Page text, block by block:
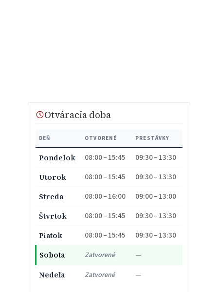
Otváracia doba
DEŇ OTVORENÉ PRESTÁVKY
Pondelok 08:00 – 15:45 09:30 – 13:30
Utorok 08:00 – 15:45 09:30 – 13:30
Streda 08:00 – 16:00 09:00 – 13:00
Štvrtok 08:00 – 15:45 09:30 – 13:30
Piatok 08:00 – 15:45 09:30 – 13:30
Sobota Zatvorené —
Nedeľa Zatvorené —